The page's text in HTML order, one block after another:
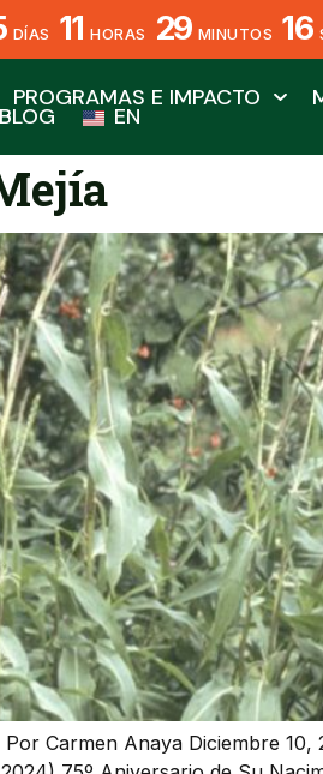
DÍAS 11 HORAS 29 MINUTOS 14
PROGRAMAS E IMPACTO
EN
Carmen Anaya Diciembre 10,